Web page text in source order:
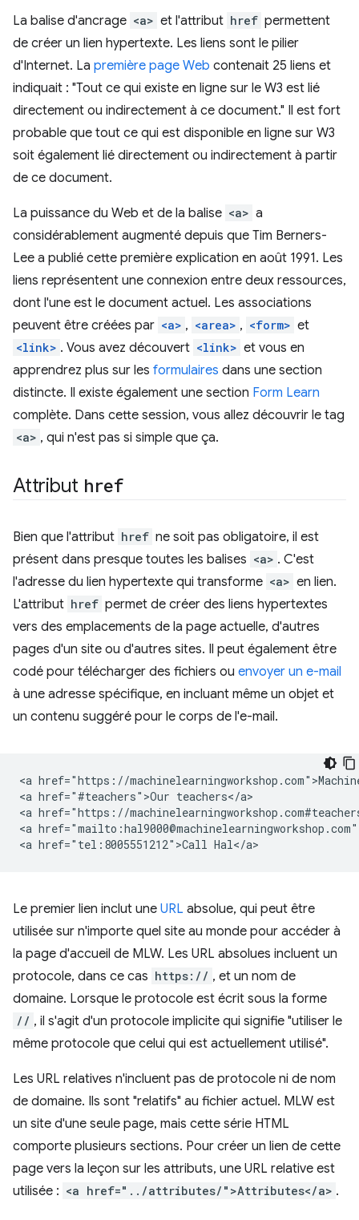
La balise d'ancrage <a> et l'attribut href permettent
de créer un lien hypertexte. Les liens sont le pilier
d'Internet. La première page Web contenait 25 liens et
indiquait : "Tout ce qui existe en ligne sur le W3 est lié
directement ou indirectement à ce document." Il est fort
probable que tout ce qui est disponible en ligne sur W3
soit également lié directement ou indirectement à partir
de ce document.
La puissance du Web et de la balise <a> a
considérablement augmenté depuis que Tim Berners-
Lee a publié cette première explication en août 1991. Les
liens représentent une connexion entre deux ressources,
dont l'une est le document actuel. Les associations
peuvent être créées par <a> , <area> , <form> et
<link> . Vous avez découvert <link> et vous en
apprendrez plus sur les formulaires dans une section
distincte. Il existe également une section Form Learn
complète. Dans cette session, vous allez découvrir le tag
<a> , qui n'est pas si simple que ça.
Attribut href
Bien que l'attribut href ne soit pas obligatoire, il est
présent dans presque toutes les balises <a> . C'est
l'adresse du lien hypertexte qui transforme <a> en lien.
L'attribut href permet de créer des liens hypertextes
vers des emplacements de la page actuelle, d'autres
pages d'un site ou d'autres sites. Il peut également être
codé pour télécharger des fichiers ou envoyer un e-mail
à une adresse spécifique, en incluant même un objet et
un contenu suggéré pour le corps de l'e-mail.
<a href="https://
<a href="#teachers">Our teachers</a>
<a href="https://
<a
Le premier lien inclut une URL absolue, qui peut être
utilisée sur n'importe quel site au monde pour accéder à
la page d'accueil de MLW. Les URL absolues incluent un
protocole, dans ce cas https:// , et un nom de
domaine. Lorsque le protocole est écrit sous la forme
// , il s'agit d'un protocole implicite qui signifie "utiliser le
même protocole que celui qui est actuellement utilisé".
Les URL relatives n'incluent pas de protocole ni de nom
de domaine. Ils sont "relatifs" au fichier actuel. MLW est
un site d'une seule page, mais cette série HTML
comporte plusieurs sections. Pour créer un lien de cette
page vers la leçon sur les attributs, une URL relative est
utilisée : <a href="../attributes/">Attributes</a> .